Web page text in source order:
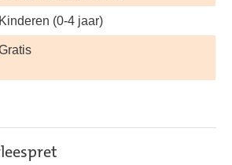
Kinderen (0-4 jaar)